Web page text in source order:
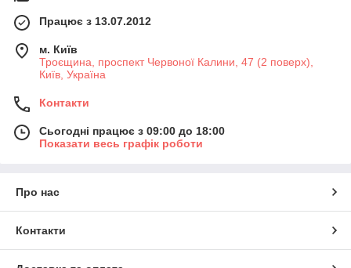
Працює з 13.07.2012
м. Київ
Троєщина, проспект Червоної Калини, 47 (2 поверх),
Київ, Україна
Контакти
Сьогодні працює з 09:00 до 18:00
Показати весь графік роботи
Про нас
Контакти